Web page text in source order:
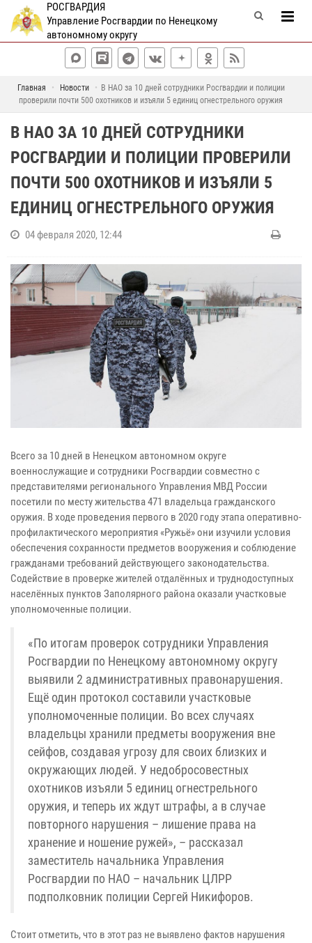
РОСГВАРДИЯ
Управление Росгвардии по Ненецкому
автономному округу
Главная Новости
В НАО за 10 дней сотрудники Росгвардии и полиции
проверили почти 500 охотников и изъяли 5 единиц огнестрельного оружия
В НАО ЗА 10 ДНЕЙ СОТРУДНИКИ
РОСГВАРДИИ И ПОЛИЦИИ ПРОВЕРИЛИ
ПОЧТИ 500 ОХОТНИКОВ И ИЗЪЯЛИ 5
ЕДИНИЦ ОГНЕСТРЕЛЬНОГО ОРУЖИЯ
04 февраля 2020, 12:44
Всего за 10 дней в Ненецком автономном округе
военнослужащие и сотрудники Росгвардии совместно с
представителями регионального Управления МВД России
посетили по месту жительства 471 владельца гражданского
оружия. В ходе проведения первого в 2020 году этапа оперативно-
профилактического мероприятия «Ружьё» они изучили условия
обеспечения сохранности предметов вооружения и соблюдение
гражданами требований действующего законодательства.
Содействие в проверке жителей отдалённых и труднодоступных
населённых пунктов Заполярного района оказали участковые
уполномоченные полиции.
«По итогам проверок сотрудники Управления
Росгвардии по Ненецкому автономному округу
выявили 2 административных правонарушения.
Ещё один протокол составили участковые
уполномоченные полиции. Во всех случаях
владельцы хранили предметы вооружения вне
сейфов, создавая угрозу для своих близких и
окружающих людей. У недобросовестных
охотников изъяли 5 единиц огнестрельного
оружия, и теперь их ждут штрафы, а в случае
повторного нарушения – лишение права на
хранение и ношение ружей», – рассказал
заместитель начальника Управления
Росгвардии по НАО – начальник ЦЛРР
подполковник полиции Сергей Никифоров.
Стоит отметить, что в этот раз не выявлено фактов нарушения